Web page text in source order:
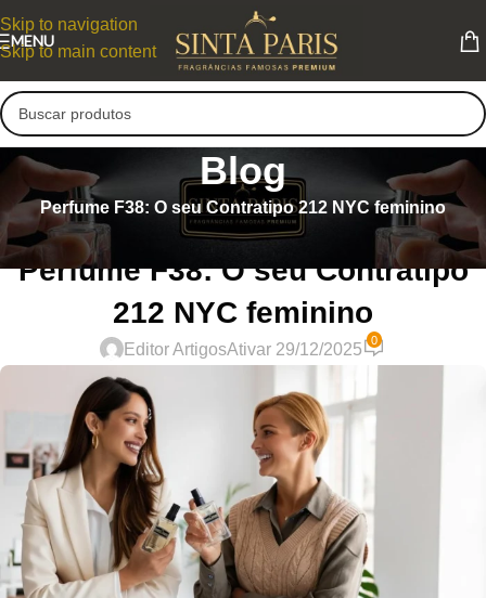
Skip to navigation
Skip to main content
MENU
Blog
Perfume F38: O seu Contratipo 212 NYC feminino
PERFUMES CONTRATIPOS FEMININOS
Perfume F38: O seu Contratipo
212 NYC feminino
Editor ArtigosAtivar 29/12/2025
0